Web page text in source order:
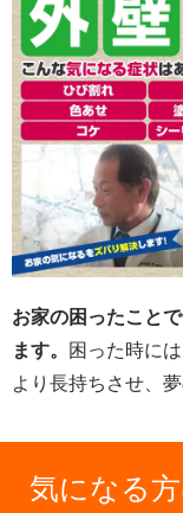
お家の困ったこと
ます。
困った時に
より長持ちさせ、
気になる